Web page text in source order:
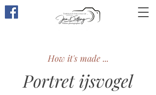
Through the eyes of
How it's made ...
Portret ijsvogel